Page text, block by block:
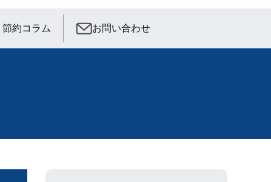
節約コラム お問い合わせ